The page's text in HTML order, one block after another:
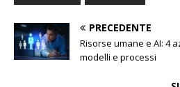
PRECEDENTE
Risorse umane e AI: 4
modelli e processi